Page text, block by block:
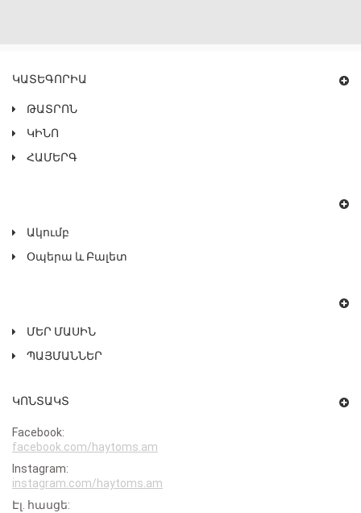
ԿԱՏԵԳՈՐԻԱ
ԹԱՏՐՈՆ
ԿԻՆՈ
ՀԱՄԵՐԳ
Ակումբ
Օպերա ԵՒ Բալետ
ՄԵՐ ՄԱՍԻՆ
ՊԱՅՄԱՆՆԵՐ
ԿՈՆՏԱԿՏ
Facebook:
facebook.com/haytoms.am
Instagram:
instagram.com/haytoms.am
Էլ․ հասցե: